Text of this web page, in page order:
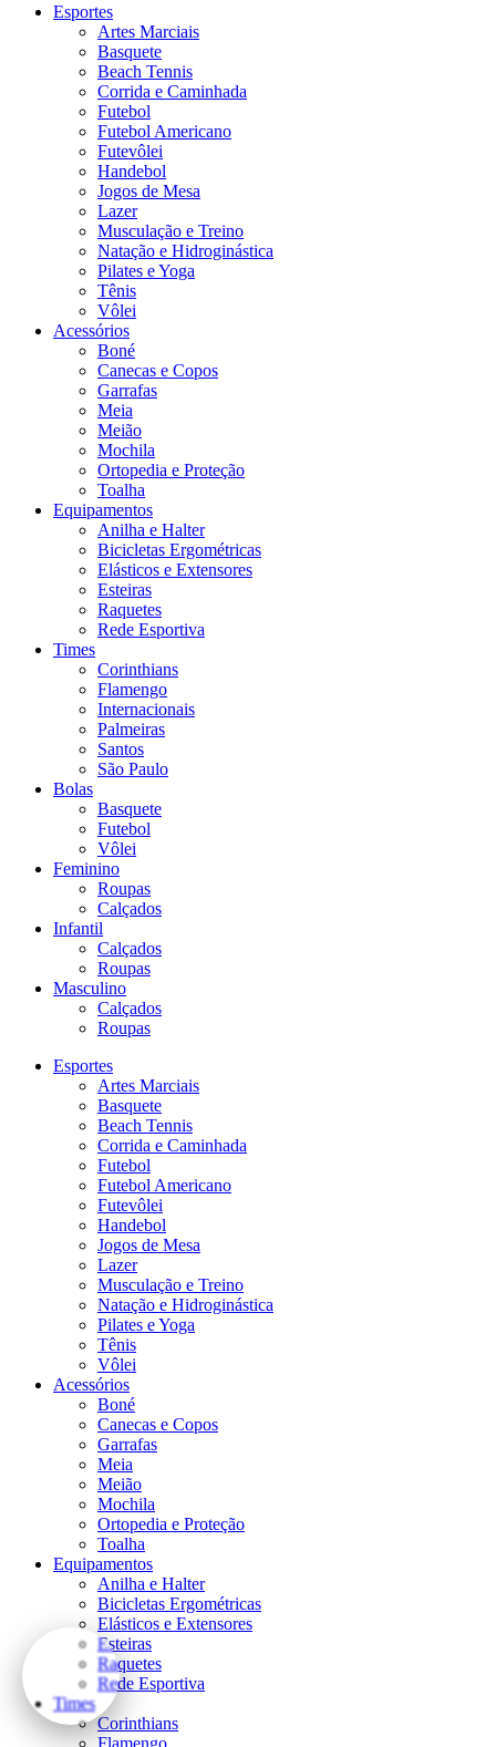
Esportes
Artes Marciais
Basquete
Beach Tennis
Corrida e Caminhada
Futebol
Futebol Americano
Futevôlei
Handebol
Jogos de Mesa
Lazer
Musculação e Treino
Natação e Hidroginástica
Pilates e Yoga
Tênis
Vôlei
Acessórios
Boné
Canecas e Copos
Garrafas
Meia
Meião
Mochila
Ortopedia e Proteção
Toalha
Equipamentos
Anilha e Halter
Bicicletas Ergométricas
Elásticos e Extensores
Esteiras
Raquetes
Rede Esportiva
Times
Corinthians
Flamengo
Internacionais
Palmeiras
Santos
São Paulo
Bolas
Basquete
Futebol
Vôlei
Feminino
Roupas
Calçados
Infantil
Calçados
Roupas
Masculino
Calçados
Roupas
Esportes
Artes Marciais
Basquete
Beach Tennis
Corrida e Caminhada
Futebol
Futebol Americano
Futevôlei
Handebol
Jogos de Mesa
Lazer
Musculação e Treino
Natação e Hidroginástica
Pilates e Yoga
Tênis
Vôlei
Acessórios
Boné
Canecas e Copos
Garrafas
Meia
Meião
Mochila
Ortopedia e Proteção
Toalha
Equipamentos
Anilha e Halter
Bicicletas Ergométricas
Elásticos e Extensores
Esteiras
Raquetes
Rede Esportiva
Times
Corinthians
Flamengo